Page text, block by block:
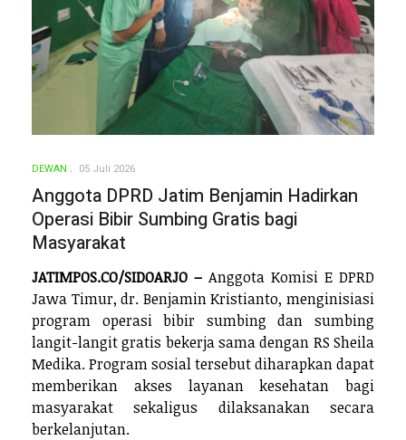
DEWAN 05 Juli 2026
Anggota DPRD Jatim Benjamin Hadirkan
Operasi Bibir Sumbing Gratis bagi
Masyarakat
JATIMPOS.CO/SIDOARJO – Anggota Komisi E DPRD
Jawa Timur, dr. Benjamin Kristianto, menginisiasi
program operasi bibir sumbing dan sumbing
langit-langit gratis bekerja sama dengan RS Sheila
Medika. Program sosial tersebut diharapkan dapat
memberikan akses layanan kesehatan bagi
masyarakat sekaligus dilaksanakan secara
berkelanjutan.